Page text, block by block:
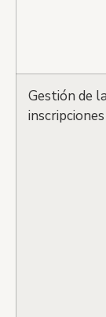
Gestión de
inscripciones